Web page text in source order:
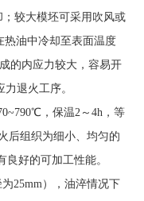
较大模坯可采用吹风或
热油中冷却至表面温度
的内应力较大，容易开
退火工序。
，保温2～4h，等
后组织为细小、均匀的
良好的可加工性能。
25mm），油淬情况下